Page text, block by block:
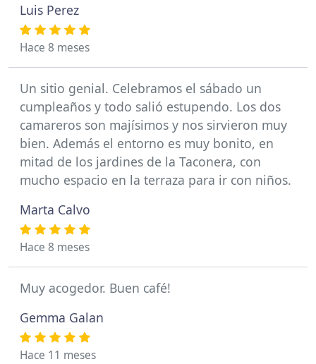
Luis Perez
Hace 8 meses
Un sitio genial. Celebramos el sábado un
cumpleaños y todo salió estupendo. Los dos
camareros son majísimos y nos sirvieron muy
bien. Además el entorno es muy bonito, en
mitad de los jardines de la Taconera, con
mucho espacio en la terraza para ir con niños.
Marta Calvo
Hace 8 meses
Muy acogedor. Buen café!
Gemma Galan
Hace 11 meses